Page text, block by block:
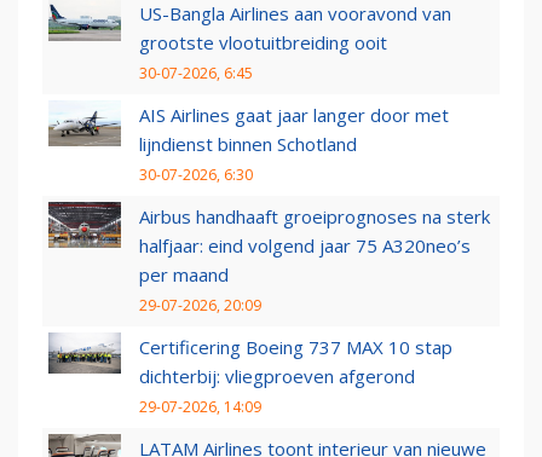
US-Bangla Airlines aan vooravond van
grootste vlootuitbreiding ooit
30-07-2026, 6:45
AIS Airlines gaat jaar langer door met
lijndienst binnen Schotland
30-07-2026, 6:30
Airbus handhaaft groeiprognoses na sterk
halfjaar: eind volgend jaar 75 A320neo’s
per maand
29-07-2026, 20:09
Certificering Boeing 737 MAX 10 stap
dichterbij: vliegproeven afgerond
29-07-2026, 14:09
LATAM Airlines toont interieur van nieuwe